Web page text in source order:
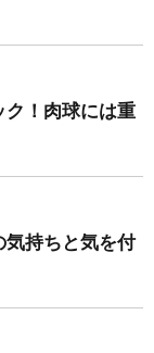
ク！肉球には重
気持ちと気を付